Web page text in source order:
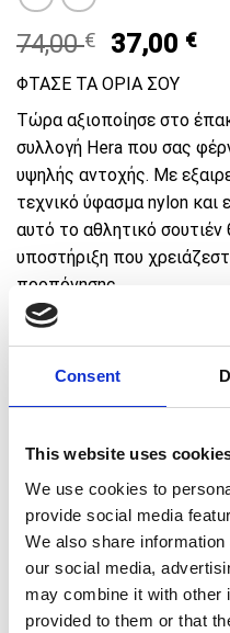
Consent
This website uses
We use cookies to
provide social media
We also share
our social media,
may combine it with other
provided to them or that
74,00€
Original
price
was:
74,00 €.
37,00 €
ΦΤΑΣΕ ΤΑ ΟΡΙΑ ΣΟΥ
Τώρα αξιοποίησε στο
συλλογή Hera που σας
υψηλής αντοχής. Με
τεχνικό ύφασμα nylon και
αυτό το αθλητικό
υποστήριξη που
προπόνησης.
Αποκτήστε την
μεταφορικά 🚚
COMBO OFFER: Επίλεξε
κέρδισε επιπλέον